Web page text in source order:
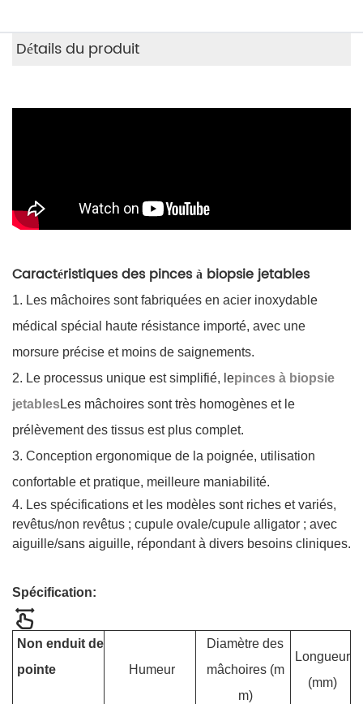
Détails du produit
Caractéristiques des pinces à biopsie jetables
1. Les mâchoires sont fabriquées en acier inoxydable
médical spécial haute résistance importé, avec une
morsure précise et moins de saignements.
2. Le processus unique est simplifié, lepinces à biopsie
jetablesLes mâchoires sont très homogènes et le
prélèvement des tissus est plus complet.
3. Conception ergonomique de la poignée, utilisation
confortable et pratique, meilleure maniabilité.
4. Les spécifications et les modèles sont riches et variés,
revêtus/non revêtus ; cupule ovale/cupule alligator ; avec
aiguille/sans aiguille, répondant à divers besoins cliniques.
Spécification:
Non enduit de
pointe
Humeur
Diamètre des
mâchoires (m
m)
Longueur
(mm)